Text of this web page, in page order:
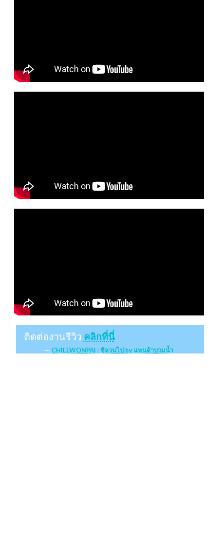
ติดต่องานรีวิว คลิกที่นี่
CHILLWONPAI : ชิลวนไป by แพนด้าบวมน้ำ